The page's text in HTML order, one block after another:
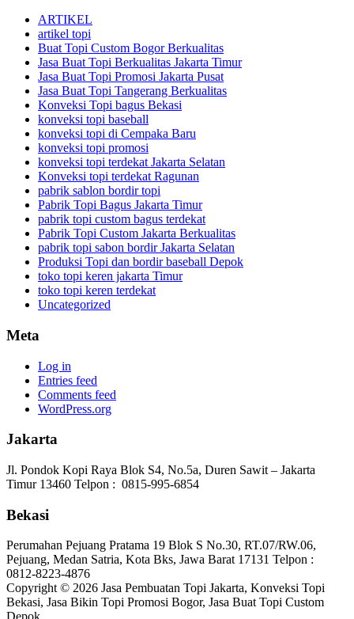
ARTIKEL
artikel topi
Buat Topi Custom Bogor Berkualitas
Jasa Buat Topi Berkualitas Jakarta Timur
Jasa Buat Topi Promosi Jakarta Pusat
Jasa Buat Topi Tangerang Berkualitas
Konveksi Topi bagus Bekasi
konveksi topi baseball
konveksi topi di Cempaka Baru
konveksi topi promosi
konveksi topi terdekat Jakarta Selatan
Konveksi topi terdekat Ragunan
pabrik sablon bordir topi
Pabrik Topi Bagus Jakarta Timur
pabrik topi custom bagus terdekat
Pabrik Topi Custom Jakarta Berkualitas
pabrik topi sabon bordir Jakarta Selatan
Produksi Topi dan bordir baseball Depok
toko topi keren jakarta Timur
toko topi keren terdekat
Uncategorized
Meta
Log in
Entries feed
Comments feed
WordPress.org
Jakarta
Jl. Pondok Kopi Raya Blok S4, No.5a, Duren Sawit – Jakarta
Timur 13460 Telpon : 0815-995-6854
Bekasi
Perumahan Pejuang Pratama 19 Blok S No.30, RT.07/RW.06,
Pejuang, Medan Satria, Kota Bks, Jawa Barat 17131 Telpon :
0812-8223-4876
Copyright © 2026 Jasa Pembuatan Topi Jakarta, Konveksi Topi
Bekasi, Jasa Bikin Topi Promosi Bogor, Jasa Buat Topi Custom